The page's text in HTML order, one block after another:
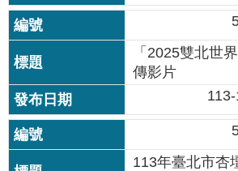
私
權
網
站
安
全
政
策
「2025雙北世
傳影片
113年臺北市杏